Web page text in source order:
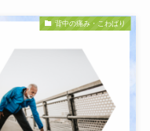
背中の痛み・こわばり